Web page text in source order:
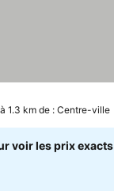
les prix
à 1.3 km de : Centre-ville
voir les prix exacts